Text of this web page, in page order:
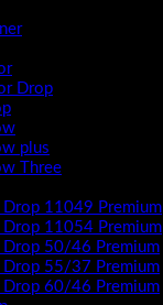
Drop
plus
Three
11049 Premium
11054 Premium
50/46 Premium
55/37 Premium
60/46 Premium